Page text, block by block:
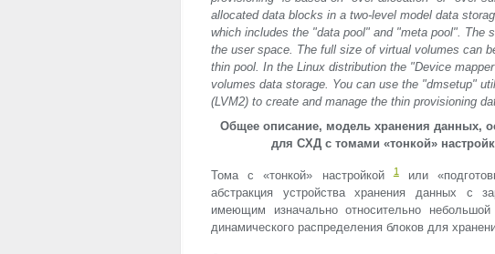
allocated data blocks in a two-level model data
which includes the "data pool" and "meta pool". The
the user space. The full size of virtual volumes can
thin pool. In the Linux distribution the "Device
volumes data storage. You can use the "dmsetup"
(LVM2) to create and manage the thin provisioning
Общее описание, модель хранения данных,
для СХД с томами «тонкой»
Тома с «тонкой» настройкой1или
абстракция устройства хранения данных с
имеющим изначально относительно
динамического распределения блоков для